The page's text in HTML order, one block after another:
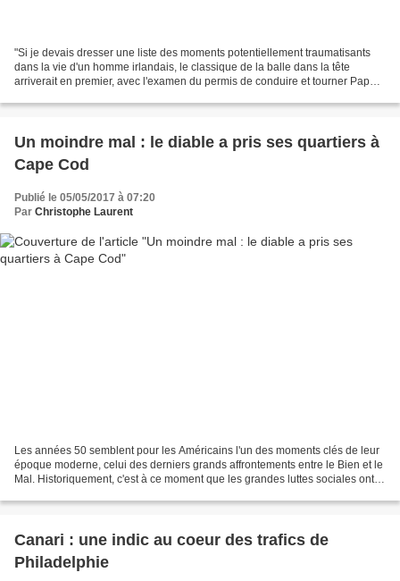
"Si je devais dresser une liste des moments potentiellement traumatisants
dans la vie d'un homme irlandais, le classique de la balle dans la tête
arriverait en premier, avec l'examen du permis de conduire et tourner Papa
Un moindre mal : le diable a pris ses quartiers à
Cape Cod
Publié le 05/05/2017 à 07:20
Par Christophe Laurent
Les années 50 semblent pour les Américains l'un des moments clés de leur
époque moderne, celui des derniers grands affrontements entre le Bien et le
Mal. Historiquement, c'est à ce moment que les grandes luttes sociales ont
Canari : une indic au coeur des trafics de
Philadelphie